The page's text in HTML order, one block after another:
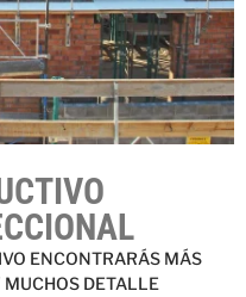
ENCONTRARÁS MÁS
DETALLE